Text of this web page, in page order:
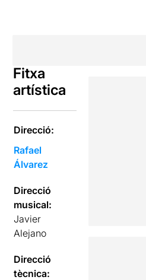
Fitxa
artística
Direcció:
Rafael
Álvarez
Direcció
musical:
Javier
Alejano
Direcció
tècnica: